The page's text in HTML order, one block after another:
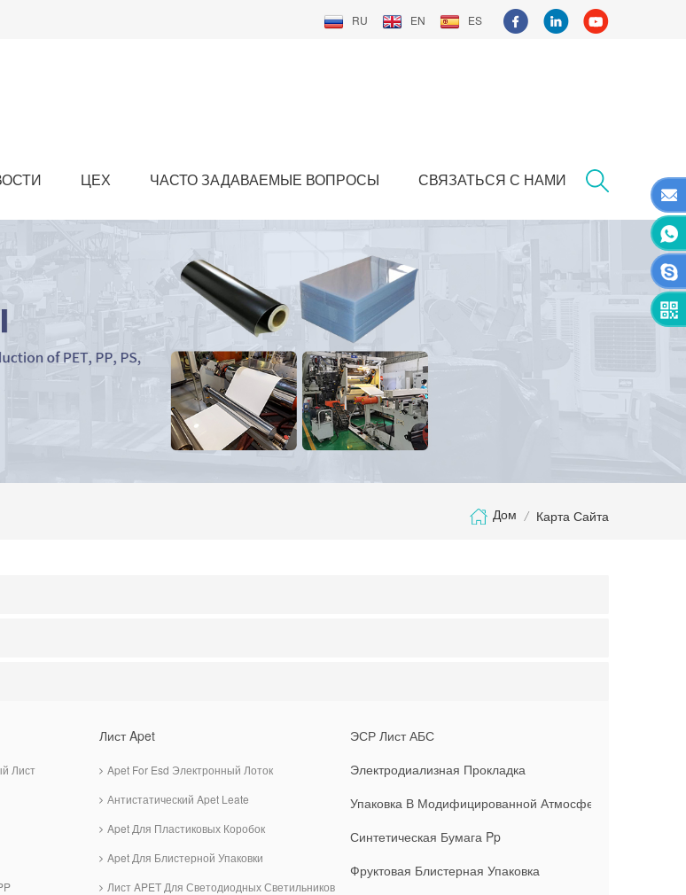
RU EN ES
ЦЕХ ЧАСТО ЗАДАВАЕМЫЕ ВОПРОСЫ СВЯЗАТЬСЯ С НАМИ
Дом / Карта Сайта
Лист
Лист Apet
Apet For Esd Электронный Лоток
Антистатический Apet Leate
Apet Для Пластиковых Коробок
Apet Для Блистерной Упаковки
Лист APET Для Светодиодных Светильников
ЭСР Лист АБС
Электродиализная Прокладка
Упаковка В Модифицированной Атмосфере
Синтетическая Бумага Pp
Фруктовая Блистерная Упаковка